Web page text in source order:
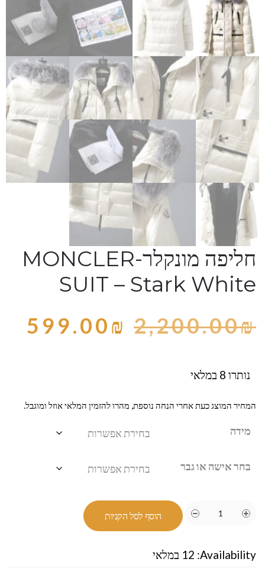
חליפה מונקלר-MONCLER
SUIT – Stark White
2,200.00₪
599.00₪
נותרו 8 במלאי
המחיר המוצג כעת אחרי הנחה נוספת, מהרו להזמין המלאי אוזל ומוגבל.
מידה
בחר אישה או גבר
הוסף לסל הקניות
Availability: 12 במלאי